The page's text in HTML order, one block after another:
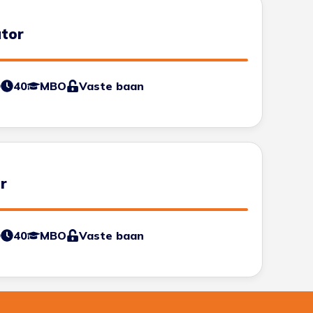
40 MBO Vaste baan
40 MBO Vaste baan